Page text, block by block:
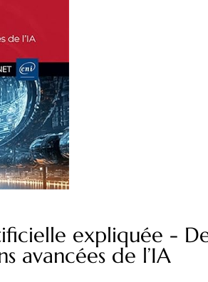
expliquée -
avancées de l’IA